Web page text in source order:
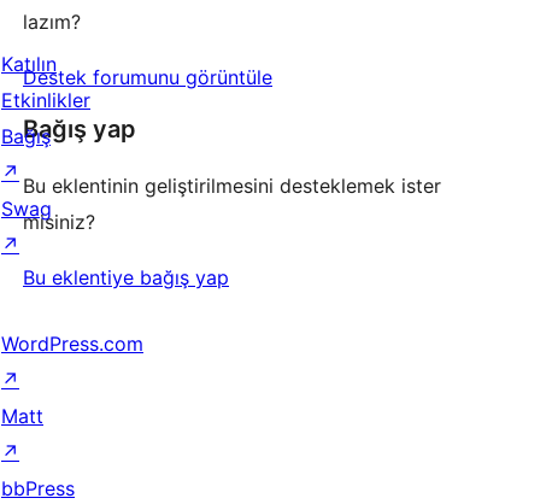
lazım?
Destek forumunu görüntüle
Bağış yap
Bu eklentinin geliştirilmesini desteklemek ister
misiniz?
Bu eklentiye bağış yap
Katılın
Etkinlikler
Bağış
↗
Swag
↗
WordPress.com
↗
Matt
↗
bbPress